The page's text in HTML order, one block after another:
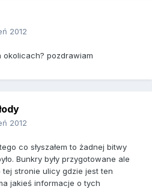
2012
pozdrawiam
2012
co słyszałem to żadnej bitwy
Bunkry były przygotowane ale
stronie ulicy gdzie jest ten
jakieś informacje o tych